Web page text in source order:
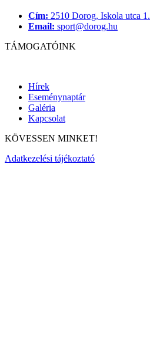
Cím: 2510 Dorog, Iskola utca 1.
Email: sport@dorog.hu
TÁMOGATÓINK
Hírek
Eseménynaptár
Galéria
Kapcsolat
KÖVESSEN MINKET!
Adatkezelési tájékoztató